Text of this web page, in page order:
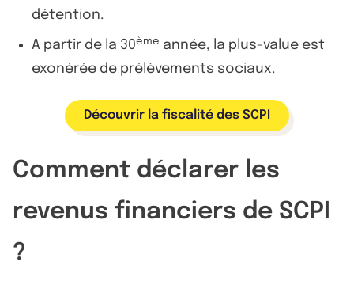
détention.
A partir de la 30ème année, la plus-value est
exonérée de prélèvements sociaux.
Découvrir la fiscalité des SCPI
Comment déclarer les
revenus financiers de SCPI
?